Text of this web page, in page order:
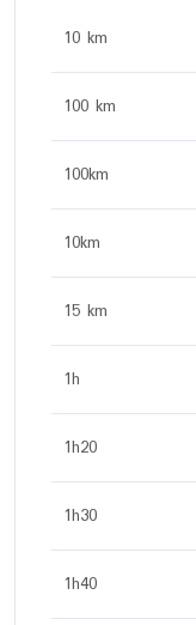
10 km
100 km
100km
10km
15 km
1h
1h20
1h30
1h40